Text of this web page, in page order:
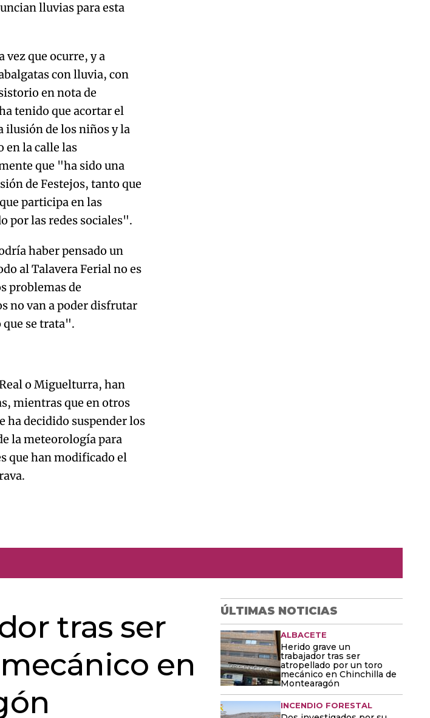
lluvias para esta
vez que ocurre, y a
con lluvia, con
en nota de
tenido que acortar el
ilusión de los niños y la
en la calle las
que "ha sido una
de Festejos, tanto que
participa en las
por las redes sociales".
haber pensado un
al Talavera Ferial no es
problemas de
no van a poder disfrutar
que se trata".
o Miguelturra, han
mientras que en otros
ha decidido suspender los
la meteorología para
que han modificado el
tras ser
en
ÚLTIMAS NOTICIAS
ALBACETE
Herido grave un
trabajador tras ser
atropellado por un toro
mecánico en Chinchilla de
Montearagón
INCENDIO FORESTAL